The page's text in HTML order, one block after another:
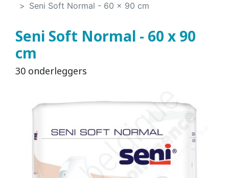
Seni Soft Normal - 60 x 90 cm
Seni Soft Normal - 60 x 90
cm
30 onderleggers